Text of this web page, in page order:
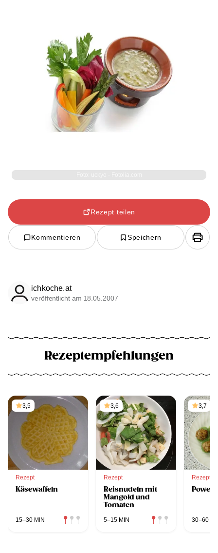
Rezept teilen
Kommentieren Speichern
ichkoche.at
veröffentlicht am 18.05.2007
Rezeptempfehlungen
3,5
Rezept
Käsewaffeln
15–30 MIN
3,6
Rezept
Reisnudeln mit
Mangold und
Tomaten
5–15 MIN
3,7
Rezept
30–60